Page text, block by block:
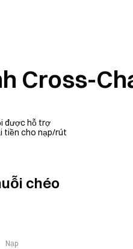
Cross-
được hỗ trợ
tiền cho nạp/rút
chéo
Nạp